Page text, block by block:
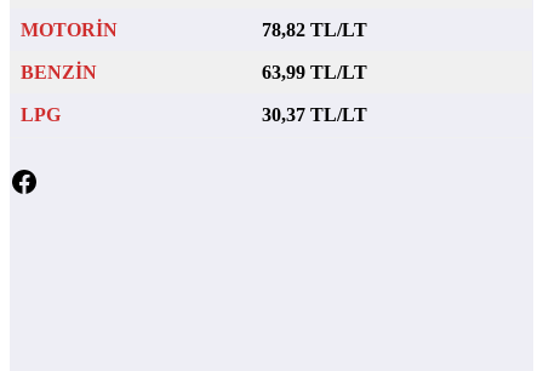
MOTORİN 78,82 TL/LT
BENZİN 63,99 TL/LT
LPG 30,37 TL/LT
Facebook